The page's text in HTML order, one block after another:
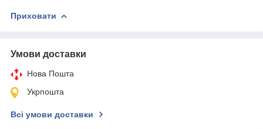
Приховати
Умови доставки
Нова Пошта
Укрпошта
Всі умови доставки